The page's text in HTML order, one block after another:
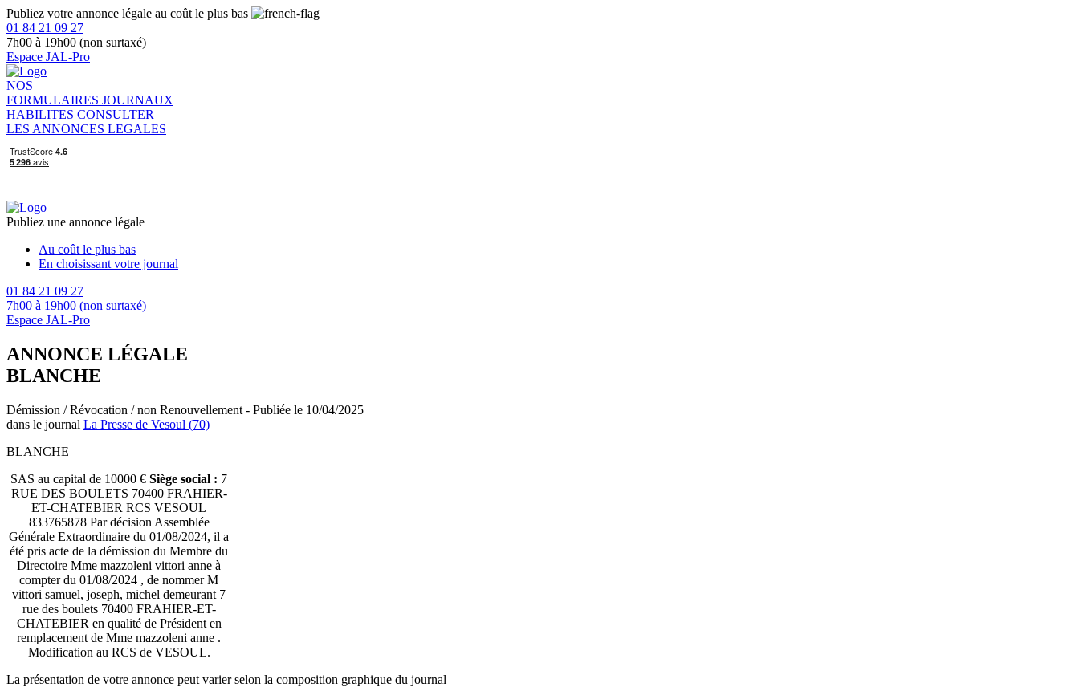
Publiez votre annonce légale au coût le plus bas
01 84 21 09 27
7h00 à 19h00 (non surtaxé)
Espace JAL-Pro
NOS
FORMULAIRES JOURNAUX
HABILITES CONSULTER
LES ANNONCES LEGALES
Publiez une annonce légale
Au coût le plus bas
En choisissant votre journal
01 84 21 09 27
7h00 à 19h00 (non surtaxé)
Espace JAL-Pro
ANNONCE LÉGALE
BLANCHE
Démission / Révocation / non Renouvellement - Publiée le 10/04/2025
dans le journal La Presse de Vesoul (70)
BLANCHE
SAS au capital de 10000 € Siège social : 7
RUE DES BOULETS 70400 FRAHIER-
ET-CHATEBIER RCS VESOUL
833765878 Par décision Assemblée
Générale Extraordinaire du 01/08/2024, il a
été pris acte de la démission du Membre du
Directoire Mme mazzoleni vittori anne à
compter du 01/08/2024 , de nommer M
vittori samuel, joseph, michel demeurant 7
rue des boulets 70400 FRAHIER-ET-
CHATEBIER en qualité de Président en
remplacement de Mme mazzoleni anne .
Modification au RCS de VESOUL.
La présentation de votre annonce peut varier selon la composition graphique du journal